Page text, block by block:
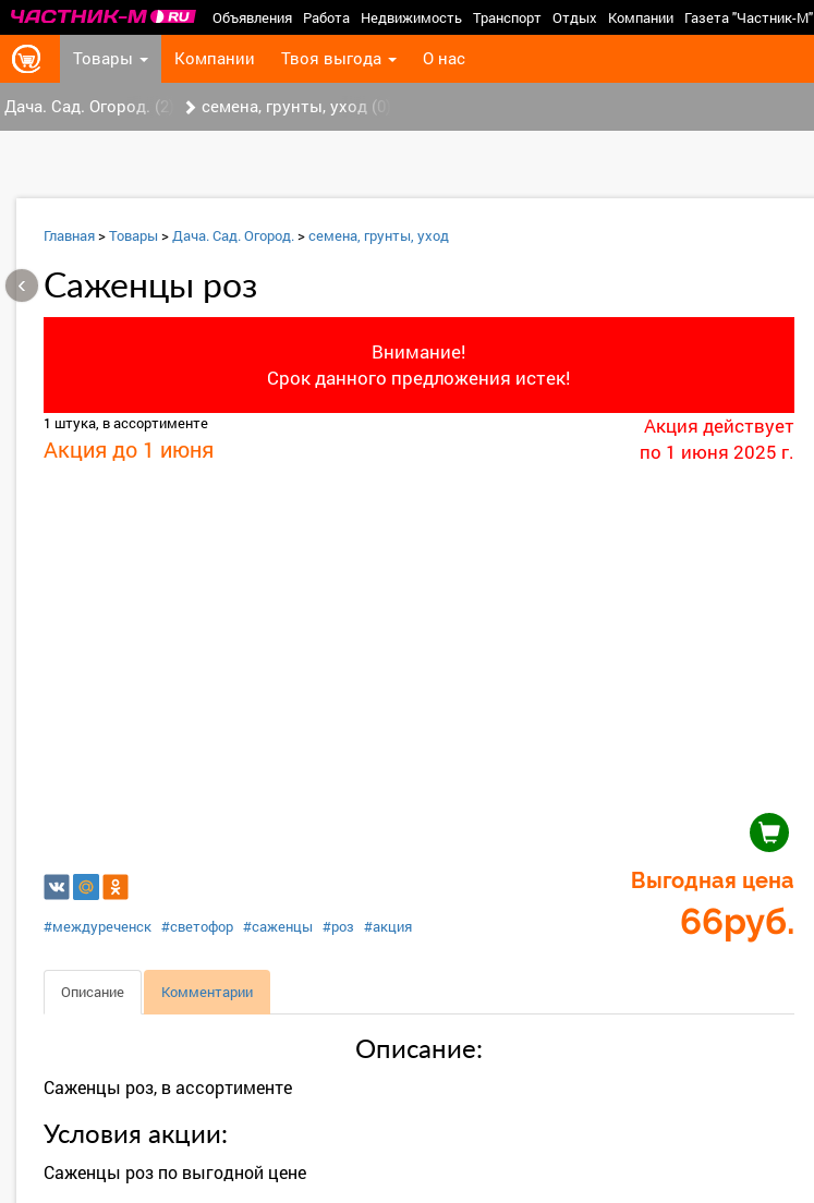
Объявления Работа Недвижимость Транспорт Отдых Компании Газета "Частник-М"
Товары Компании Твоя выгода О нас
>
Дача. Сад. Огород. (2) семена, грунты, уход (0)
Главная>Товары >Дача. Сад. Огород.>семена, грунты, уход
Саженцы роз
Внимание!
Срок данного предложения истек!
1 штука, в ассортименте
Акция до 1 июня
Акция действует
по 1 июня 2025 г.
Выгодная цена
66руб.
#междуреченск #светофор #саженцы #роз #акция
Описание Комментарии
Описание:
Саженцы роз, в ассортименте
Условия акции:
Саженцы роз по выгодной цене
‹